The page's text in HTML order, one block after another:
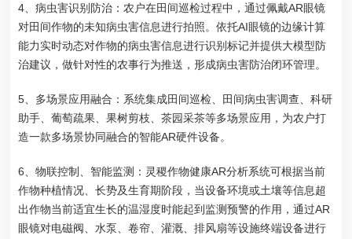
4、病虫害识别防治：农户在田间巡检过程中，通过佩戴AR眼镜
对田间作物的未知病虫害信息进行拍照。依托AI眼镜的边缘计算
能力实时动态对作物的病虫害信息进行识别标记并提供大模型防
治建议，做针对性的农事行为推送，形成病虫害防治闭环管理。
5、多场景应用融合：系统集成田间巡检、田间病虫害调查、科研
助手、葡萄疏果、果树剪枝、茶园采茶等多场景应用，为农户打
造一款多场景协同融合的智能AR硬件设备。
6、物联控制、智能监测：灵稷作物健康AR分析系统可根据当前
作物种植情况、长势及生育期阶段，当设备环境或土壤等信息超
出作物当前适宜生长的温湿度时能起到监测预警的作用，通过AR
眼镜对电磁阀、水泵、卷帘、灌溉、排风扇等设施终端设备进行